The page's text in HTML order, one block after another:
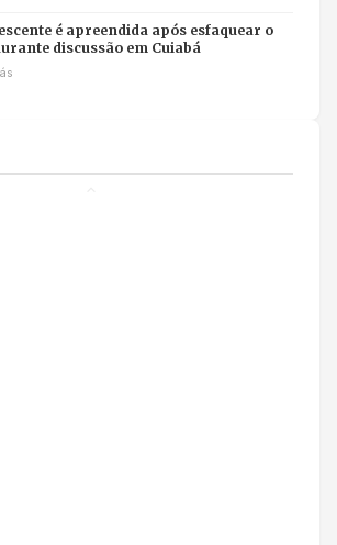
é apreendida após esfaquear o
discussão em Cuiabá